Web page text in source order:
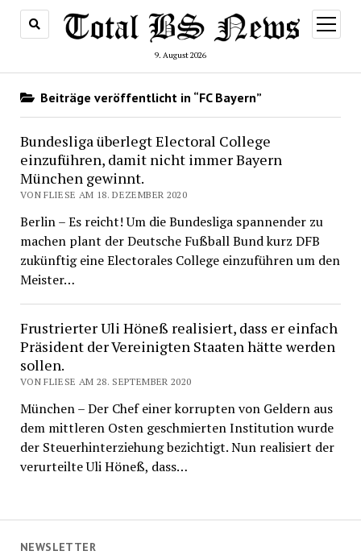
9. August 2026
Menü
öffnen
NEWSLETTER
Beiträge veröffentlicht in “FC Bayern”
Bundesliga überlegt Electoral College
einzuführen, damit nicht immer Bayern
München gewinnt.
VON FLIESE AM 18. DEZEMBER 2020
Berlin – Es reicht! Um die Bundesliga spannender zu
machen plant der Deutsche Fußball Bund kurz DFB
zukünftig eine Electorales College einzuführen um den
Meister…
Frustrierter Uli Höneß realisiert, dass er einfach
Präsident der Vereinigten Staaten hätte werden
sollen.
VON FLIESE AM 28. SEPTEMBER 2020
München – Der Chef einer korrupten von Geldern aus
dem mittleren Osten geschmierten Institution wurde
der Steuerhinterziehung bezichtigt. Nun realisiert der
verurteilte Uli Höneß, dass…